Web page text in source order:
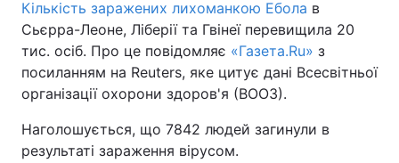
Інциденти
Здоров'я Туризм
Цікавинки Погода
Екологія Регіони
Кількість заражених лихоманкою Ебола в
Сьєрра-Леоне, Ліберії та Гвінеї перевищила 20
тис. осіб. Про це повідомляє «Газета.Ru» з
посиланням на Reuters, яке цитує дані Всесвітньої
організації охорони здоров'я (ВООЗ).
Наголошується, що 7842 людей загинули в
результаті зараження вірусом.